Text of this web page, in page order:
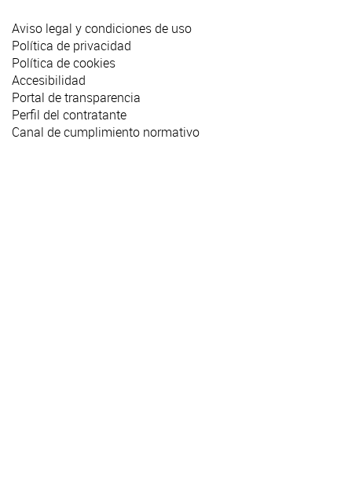
Aviso legal y condiciones de uso
Política de privacidad
Política de cookies
Accesibilidad
Portal de transparencia
Perfil del contratante
Canal de cumplimiento normativo